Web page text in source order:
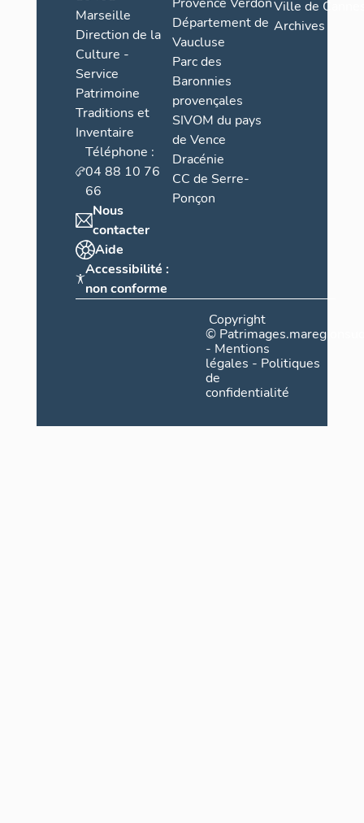
Marseille
Direction de la
Culture -
Service
Patrimoine
Traditions et
Inventaire
Téléphone :
04 88 10 76
66
Nous
contacter
Aide
Accessibilité :
non conforme
Département de
Vaucluse
Parc des
Baronnies
provençales
SIVOM du pays
de Vence
Dracénie
CC de Serre-
Ponçon
Ville de
Archives
Copyright
©
- Mentions
légales - Politiques
de
confidentialité